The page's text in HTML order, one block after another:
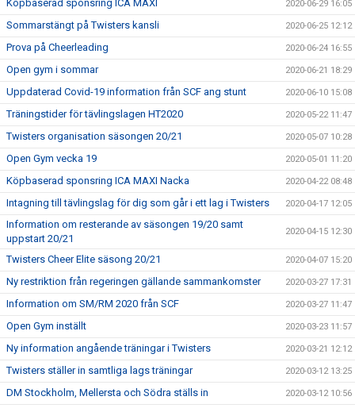
Köpbaserad sponsring ICA MAXI 2020-06-29 16:05
Sommarstängt på Twisters kansli 2020-06-25 12:12
Prova på Cheerleading 2020-06-24 16:55
Open gym i sommar 2020-06-21 18:29
Uppdaterad Covid-19 information från SCF ang stunt 2020-06-10 15:08
Träningstider för tävlingslagen HT2020 2020-05-22 11:47
Twisters organisation säsongen 20/21 2020-05-07 10:28
Open Gym vecka 19 2020-05-01 11:20
Köpbaserad sponsring ICA MAXI Nacka 2020-04-22 08:48
Intagning till tävlingslag för dig som går i ett lag i Twisters 2020-04-17 12:05
Information om resterande av säsongen 19/20 samt
uppstart 20/21
2020-04-15 12:30
Twisters Cheer Elite säsong 20/21 2020-04-07 15:20
Ny restriktion från regeringen gällande sammankomster 2020-03-27 17:31
Information om SM/RM 2020 från SCF 2020-03-27 11:47
Open Gym inställt 2020-03-23 11:57
Ny information angående träningar i Twisters 2020-03-21 12:12
Twisters ställer in samtliga lags träningar 2020-03-12 13:25
DM Stockholm, Mellersta och Södra ställs in 2020-03-12 10:56